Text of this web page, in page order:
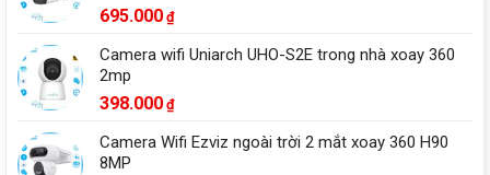
695.000 ₫
Camera wifi Uniarch UHO-S2E trong nhà xoay 360
2mp
398.000 ₫
Camera Wifi Ezviz ngoài trời 2 mắt xoay 360 H90
8MP